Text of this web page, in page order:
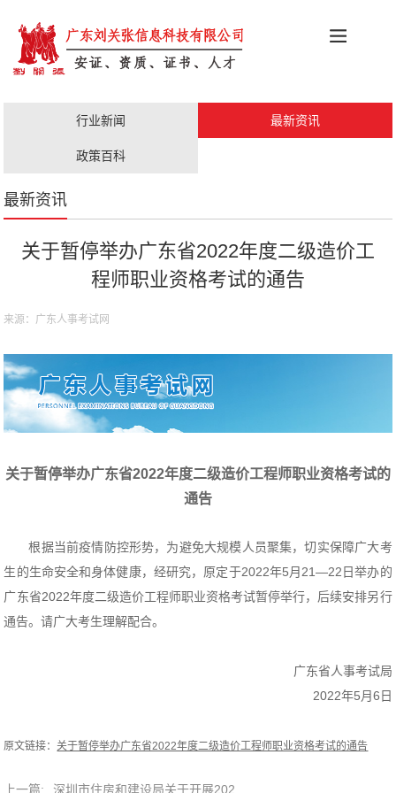
科创政策
行业新闻 最新资讯
政策百科
最新资讯
关于暂停举办广东省2022年度二级造价工
程师职业资格考试的通告
来源：广东人事考试网
关于暂停举办广东省2022年度二级造价工程师职业资格考试的
通告
根据当前疫情防控形势，为避免大规模人员聚集，切实保障广大考
生的生命安全和身体健康，经研究，原定于2022年5月21—22日举办的
广东省2022年度二级造价工程师职业资格考试暂停举行，后续安排另行
通告。请广大考生理解配合。
广东省人事考试局
2022年5月6日
原文链接：关于暂停举办广东省2022年度二级造价工程师职业资格考试的通告
上一篇: 深圳市住房和建设局关于开展202...